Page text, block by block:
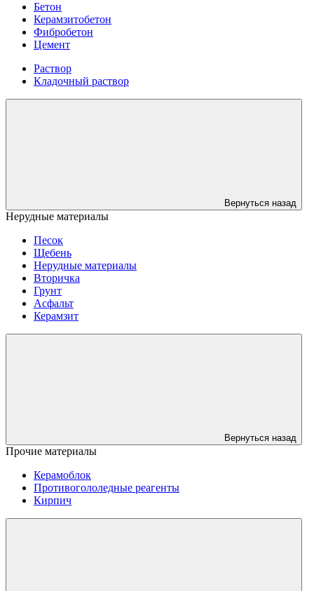
Бетон
Керамзитобетон
Фибробетон
Цемент
Раствор
Кладочный раствор
Вернуться назад
Нерудные материалы
Песок
Щебень
Нерудные материалы
Вторичка
Грунт
Асфальт
Керамзит
Вернуться назад
Прочие материалы
Керамоблок
Противогололедные реагенты
Кирпич